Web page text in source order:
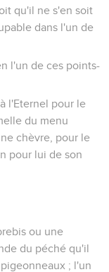
qu'il ne s'en soit
dans l'un de
l'un de ces points-
l'Eternel pour le
du menu
chèvre, pour le
pour lui de son
ou une
du péché qu'il
; l'un